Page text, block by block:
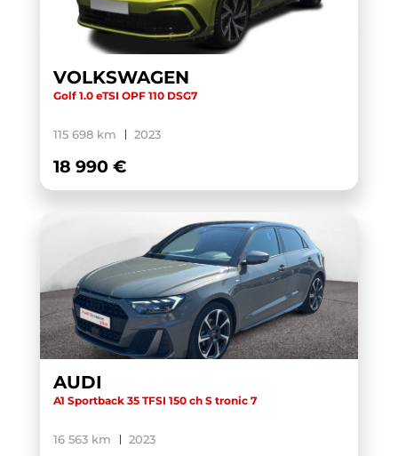
VOLKSWAGEN
Golf 1.0 eTSI OPF 110 DSG7
115 698 km 2023
18 990 €
AUDI
A1 Sportback 35 TFSI 150 ch S tronic 7
16 563 km 2023